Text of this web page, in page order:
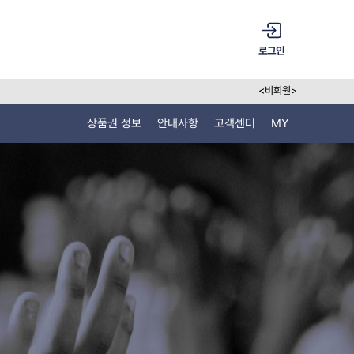
로그인
<비회원>
상품권 정보 안내사항 고객센터 MY